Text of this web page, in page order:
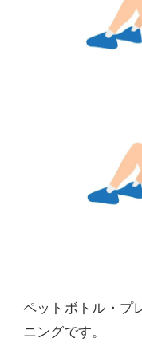
ペットボトル・プ
ニングです。